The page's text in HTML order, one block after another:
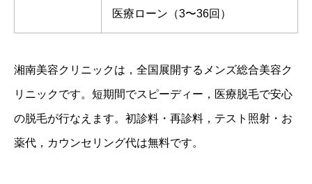
医療ローン（3〜36回）
湘南美容クリニックは，全国展開するメンズ総合美容ク
リニックです。短期間でスピーディー，医療脱毛で安心
の脱毛が行なえます。初診料・再診料，テスト照射・お
薬代，カウンセリング代は無料です。